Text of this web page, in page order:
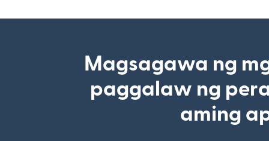
Magsagawa ng
paggalaw ng
aming